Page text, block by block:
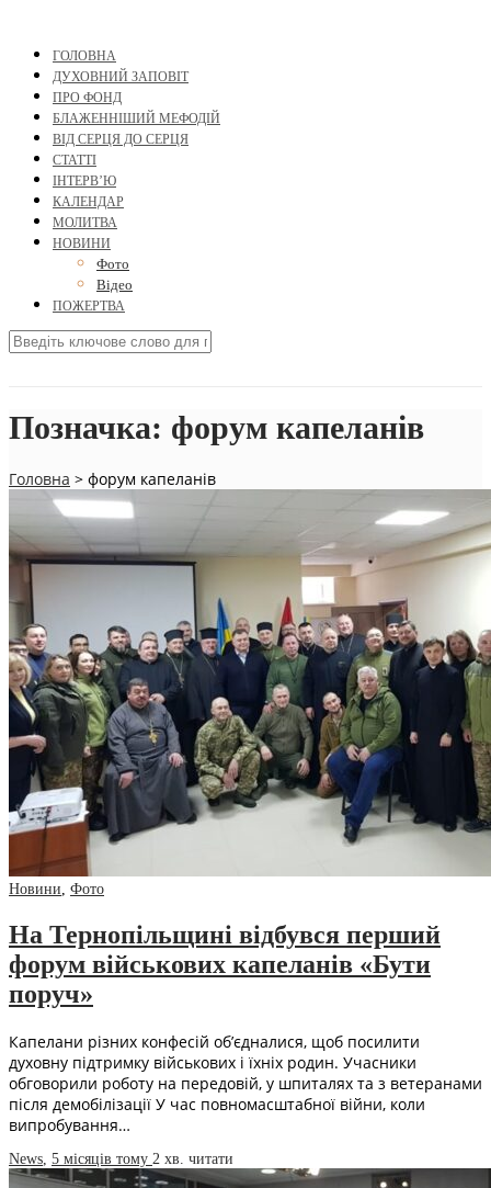
ГОЛОВНА
ДУХОВНИЙ ЗАПОВІТ
ПРО ФОНД
БЛАЖЕННІШИЙ МЕФОДІЙ
ВІД СЕРЦЯ ДО СЕРЦЯ
СТАТТІ
ІНТЕРВ’Ю
КАЛЕНДАР
МОЛИТВА
НОВИНИ
Фото
Відео
ПОЖЕРТВА
Позначка: форум капеланів
Головна > форум капеланів
Новини, Фото
На Тернопільщині відбувся перший
форум військових капеланів «Бути
поруч»
Капелани різних конфесій об’єдналися, щоб посилити
духовну підтримку військових і їхніх родин. Учасники
обговорили роботу на передовій, у шпиталях та з ветеранами
після демобілізації У час повномасштабної війни, коли
випробування…
News, 5 місяців тому 2 хв. читати